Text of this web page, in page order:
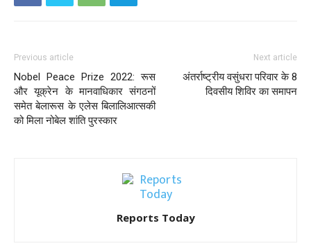
Previous article
Nobel Peace Prize 2022: रूस
और यूक्रेन के मानवाधिकार संगठनों
समेत बेलारूस के एलेस बिलालिआत्सकी
को मिला नोबेल शांति पुरस्कार
Next article
अंतर्राष्ट्रीय वसुंधरा परिवार के 8
दिवसीय शिविर का समापन
Reports Today